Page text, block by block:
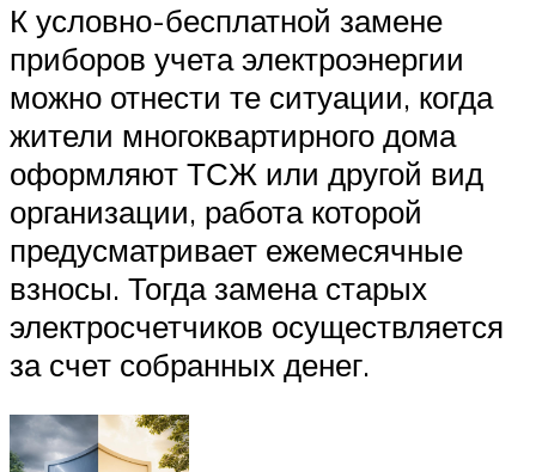
К условно-бесплатной замене
приборов учета электроэнергии
можно отнести те ситуации, когда
жители многоквартирного дома
оформляют ТСЖ или другой вид
организации, работа которой
предусматривает ежемесячные
взносы. Тогда замена старых
электросчетчиков осуществляется
за счет собранных денег.